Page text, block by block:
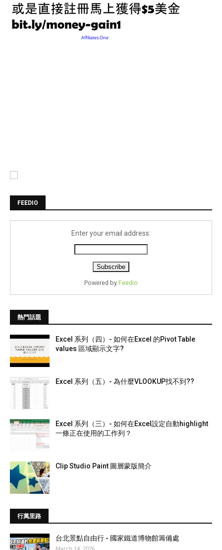
FEEDIO
Enter your email address:
Powered by Feedio
熱門話題
Excel 系列（四）- 如何在Excel 的Pivot Table
values 區域顯示文字?
Excel 系列（五）- 為什麼VLOOKUP找不到??
Excel 系列（三）- 如何在Excel設定自動highlight
一條正在使用的工作列？
Clip Studio Paint 圖層蒙版簡介
行萬里路
台北景點自由行 - 國家鐵道博物館籌備處
March 14, 2026